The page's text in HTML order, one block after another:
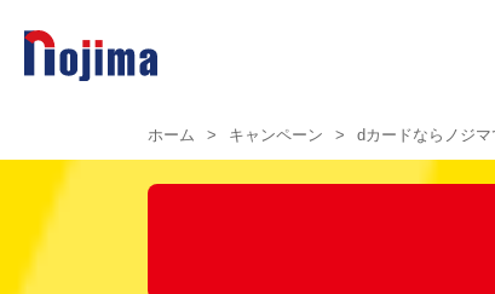
ホーム > キャンペーン > dカードならノジ